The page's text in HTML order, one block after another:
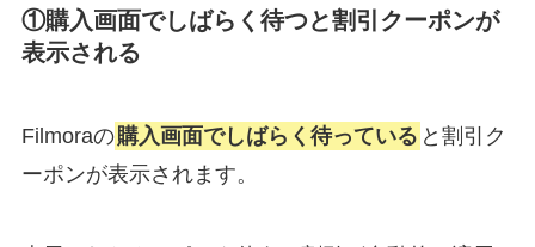
①購入画面でしばらく待つと割引クーポンが
表示される
Filmoraの購入画面でしばらく待っている と割引ク
ーポンが表示されます。